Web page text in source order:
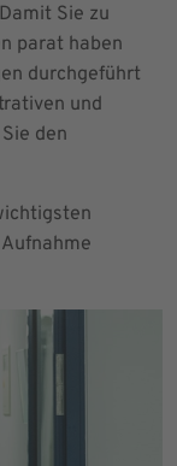
Sie zu
parat haben
durchgeführt
und
den